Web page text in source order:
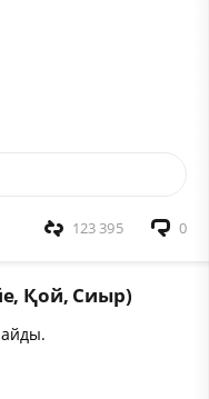
0
123 395
Қой, Сиыр)